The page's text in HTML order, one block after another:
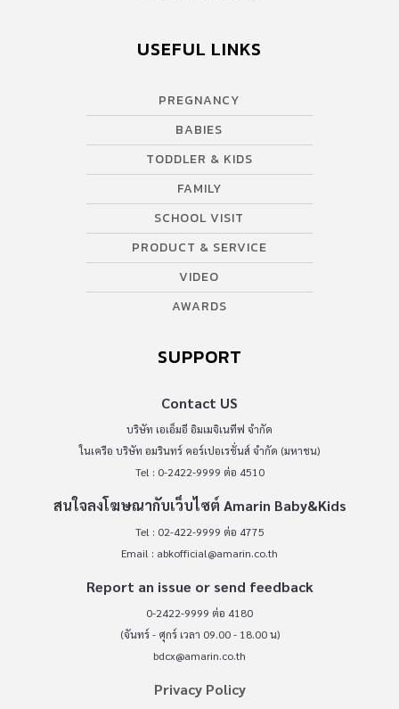
USEFUL LINKS
PREGNANCY
BABIES
TODDLER & KIDS
FAMILY
SCHOOL VISIT
PRODUCT & SERVICE
VIDEO
AWARDS
SUPPORT
Contact US
บริษัท เอเอ็มอี อิมเมจิเนทีฟ จำกัด
ในเครือ บริษัท อมรินทร์ คอร์เปอเรชั่นส์ จำกัด (มหาชน)
Tel : 0-2422-9999 ต่อ 4510
สนใจลงโฆษณากับเว็บไซต์ Amarin Baby&Kids
Tel : 02-422-9999 ต่อ 4775
Email : abkofficial@amarin.co.th
Report an issue or send feedback
0-2422-9999 ต่อ 4180
(จันทร์ - ศุกร์ เวลา 09.00 - 18.00 น)
bdcx@amarin.co.th
Privacy Policy